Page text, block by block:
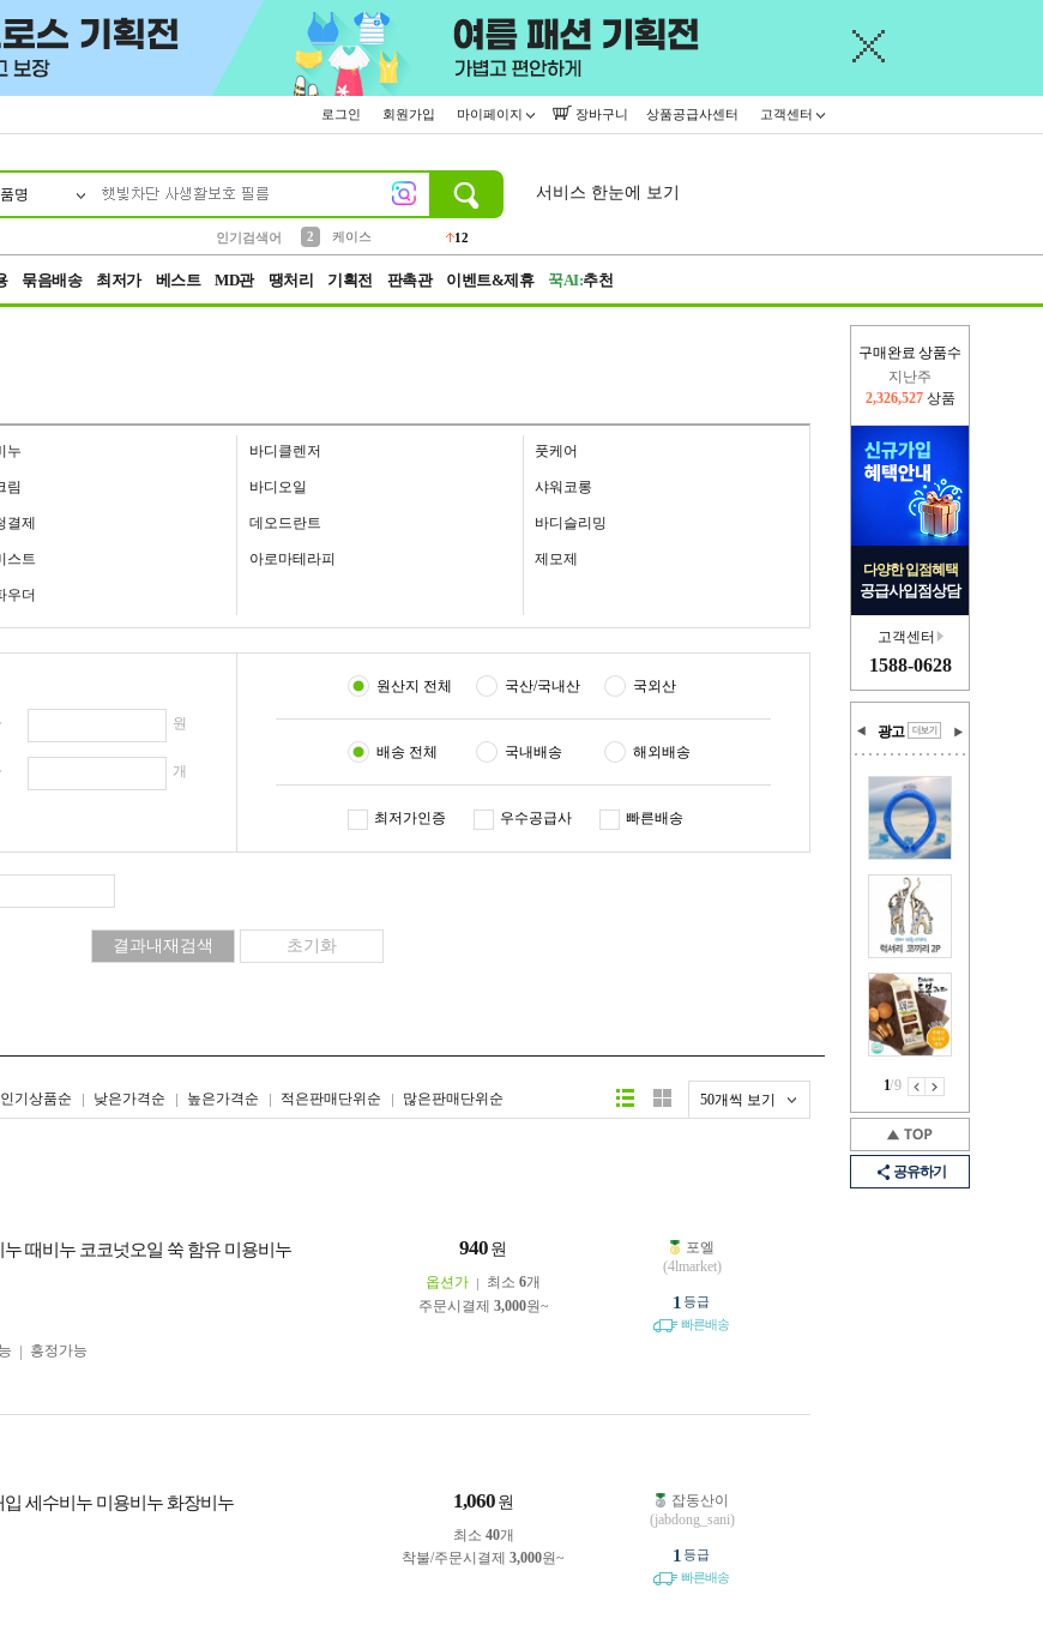
로그인 회원가입 마이페이지 장바구니 상품공급사센터 고객센터
명
인기검색어
2
케이스
12
서비스 한눈에 보기
묶음배송 최저가 베스트 MD관 땡처리 기획전 판촉관 이벤트&제휴 꾹AI:추천
구매완료 상품수
지난주
2,326,527상품
이번주
다양한 입점혜택
공급사입점상담
고객센터
1588-0628
광고
1/9
공유하기
누 바디클렌저 풋케어
림 바디오일 샤워코롱
결제 데오드란트 바디슬리밍
스트 아로마테라피 제모제
우더
원
개
원산지 전체 국산/국내산 국외산
배송 전체 국내배송 해외배송
최저가인증 우수공급사 빠른배송
인기상품순 낮은가격순 높은가격순 적은판매단위순 많은판매단위순 50개씩 보기
리스트형갤러리형
때비누 코코넛오일 쑥 함유 미용비누 940 원
옵션가 최소 6개
주문시결제 3,000원~
흥정가능
포엘
(4lmarket)
1 등급
빠른배송
입 세수비누 미용비누 화장비누 1,060 원
최소 40개
착불/주문시결제 3,000원~
잡동산이
(jabdong_sani)
1 등급
빠른배송